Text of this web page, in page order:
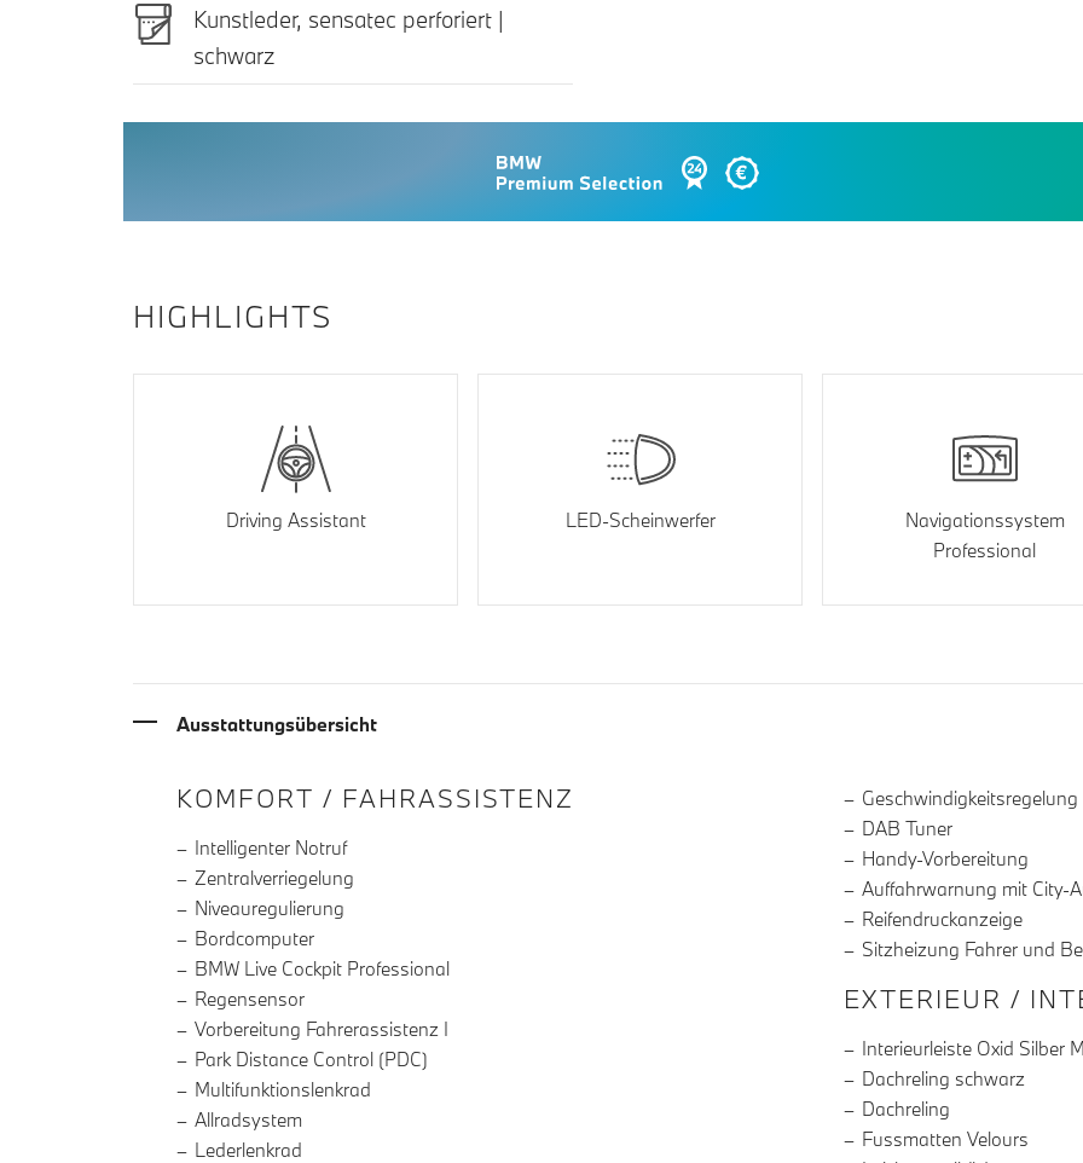
Kunstleder, sensatec perforiert |
schwarz
HIGHLIGHTS
Driving Assistant LED-Scheinwerfer
Navigationssystem
Professional
Ausstattungsübersicht
INFORMATIONEN ÜBER DIE AUSSTATTUNG
KOMFORT / FAHRASSISTENZ
Intelligenter Notruf
Zentralverriegelung
Niveauregulierung
Bordcomputer
BMW Live Cockpit Professional
Regensensor
Vorbereitung Fahrerassistenz I
Park Distance Control (PDC)
Multifunktionslenkrad
Allradsystem
Lederlenkrad
Geschwindigkeitsregelung
DAB Tuner
Handy-Vorbereitung
Auffahrwarnung mit City-
Reifendruckanzeige
Sitzheizung Fahrer und
EXTERIEUR /
Interieurleiste Oxid Silber
Dachreling schwarz
Dachreling
Fussmatten Velours